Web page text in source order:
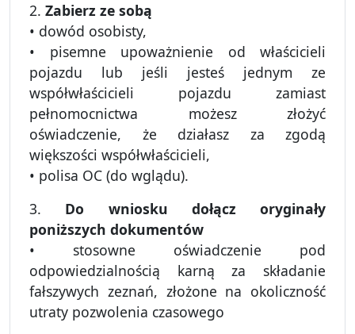
2. Zabierz ze sobą
• dowód osobisty,
• pisemne upoważnienie od właścicieli
pojazdu lub jeśli jesteś jednym ze
współwłaścicieli pojazdu zamiast
pełnomocnictwa możesz złożyć
oświadczenie, że działasz za zgodą
większości współwłaścicieli,
• polisa OC (do wglądu).
3. Do wniosku dołącz oryginały
poniższych dokumentów
• stosowne oświadczenie pod
odpowiedzialnością karną za składanie
fałszywych zeznań, złożone na okoliczność
utraty pozwolenia czasowego